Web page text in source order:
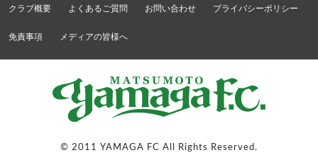
クラブ概要 よくあるご質問 お問い合わせ プライバシーポリシー
免責事項 メディアの皆様へ
© 2011 YAMAGA FC All Rights Reserved.